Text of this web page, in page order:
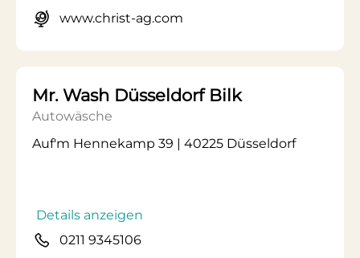
www.christ-ag.com
Mr. Wash Düsseldorf Bilk
Autowäsche
Auf'm Hennekamp 39 | 40225 Düsseldorf
Details anzeigen
0211 9345106